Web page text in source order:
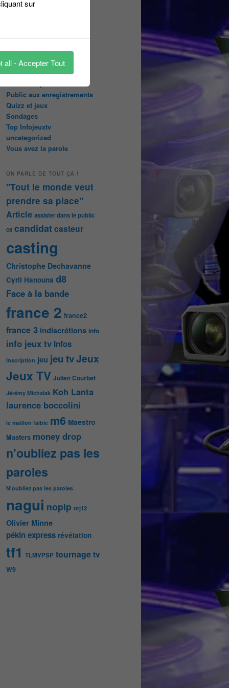
Les pages réservées aux
Masqué
Les Portraits de Fannette
Malika la Fouine
Non classé
Public aux enregistrements
Quizz et jeux
Sondages
Top Infojeuxtv
uncategorized
Vous avez la parole
ON PARLE DE TOUT ÇA !
"Tout le monde veut
prendre sa place"
Article assister dans le public
c8 candidatcasteur
casting
Christophe Dechavanne
Cyril Hanouna d8
Face à la bande
france 2 france2
france 3 indiscrétions info
info jeux tv Infos
Inscription jeu jeu tvJeux
Jeux TV Julien Courbet
Jérémy Michalak Koh Lanta
laurence boccolini
le maillon faible m6 Maestro
Masters money drop
n'oubliez pas les
paroles
N'oubliez pas les paroles
nagui noplp nrj12
Olivier Minne
pékin express révélation
tf1 TLMVPSP tournagetv
W9
sur
all - Accepter Tout